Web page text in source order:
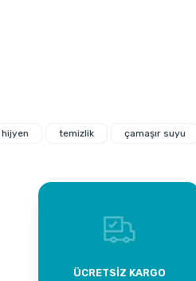
hijyen temizlik çamaşır suyu
ÜCRETSİZ KARGO